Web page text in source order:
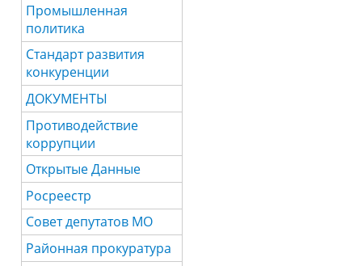
Промышленная
политика
Стандарт развития
конкуренции
ДОКУМЕНТЫ
Противодействие
коррупции
Открытые Данные
Росреестр
Совет депутатов МО
Районная прокуратура